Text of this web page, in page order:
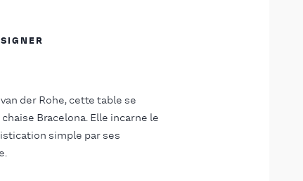
der Rohe, cette table se
Bracelona. Elle incarne le
simple par ses